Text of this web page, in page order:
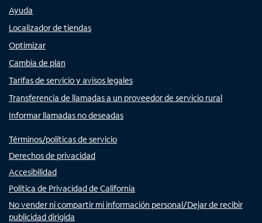
Ayuda
Localizador de tiendas
Optimizar
Cambia de plan
Tarifas de servicio y avisos legales
Transferencia de llamadas a un proveedor de servicio rural
Informar llamadas no deseadas
Términos/políticas de servicio
Derechos de privacidad
Accesibilidad
Política de Privacidad de California
No vender ni compartir mi información personal/Dejar de recibir
publicidad dirigida